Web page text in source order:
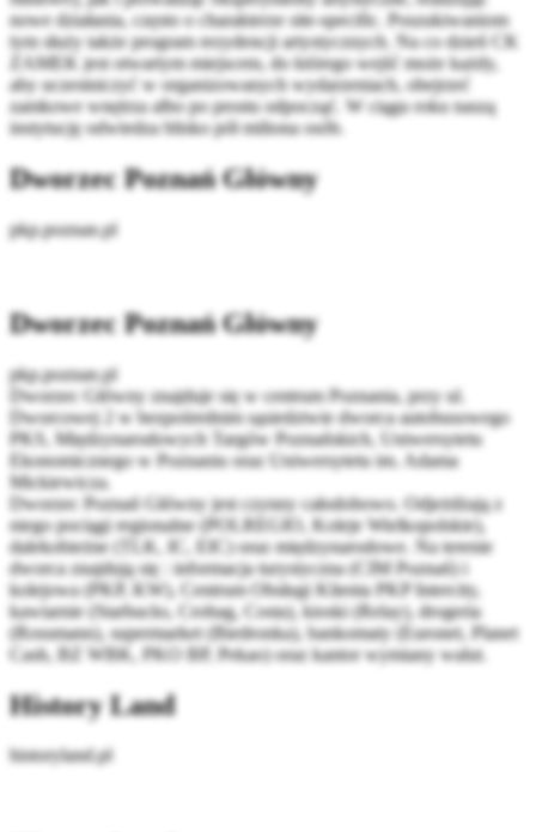
nowe działania, często o charakterze site-specific. Poszukiwaniom
tym służy także program rezydencji artystycznych. Na co dzień CK
ZAMEK jest otwartym miejscem, do którego wejść może każdy,
aby uczestniczyć w organizowanych wydarzeniach, obejrzeć
zamkowe wnętrza albo po prostu odpocząć. W ciągu roku naszą
instytucję odwiedza blisko pół miliona osób.
Dworzec Poznań Główny
pkp.poznan.pl
Dworzec Poznań Główny
pkp.poznan.pl
Dworzec Główny znajduje się w centrum Poznania, przy ul.
Dworcowej 2 w bezpośrednim sąsiedztwie dworca autobusowego
PKS, Międzynarodowych Targów Poznańskich, Uniwersytetu
Ekonomicznego w Poznaniu oraz Uniwersytetu im. Adama
Mickiewicza.
Dworzec Poznań Główny jest czynny całodobowo. Odjeżdżają z
niego pociągi regionalne (POLREGIO, Koleje Wielkopolskie),
dalekobieżne (TLK, IC, EIC) oraz międzynarodowe. Na terenie
dworca znajdują się : informacja turystyczna (CIM Poznań) i
kolejowa (PKP, KW), Centrum Obsługi Klienta PKP Intercity,
kawiarnie (Starbucks, Crobag, Costa), kioski (Relay), drogeria
(Rossmann), supermarket (Biedronka), bankomaty (Euronet, Planet
Cash, BZ WBK, PKO BP, Pekao) oraz kantor wymiany walut.
History Land
historyland.pl